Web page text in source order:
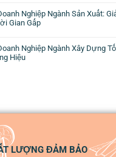
Nghiệp Ngành Sản Xuất:
Gian Gấp
Nghiệp Ngành Xây Dựng
Hiệu
LƯỢNG ĐẢM BẢO